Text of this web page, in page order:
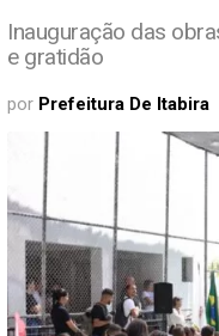
Inauguração das
e gratidão
por Prefeitura De Itabira